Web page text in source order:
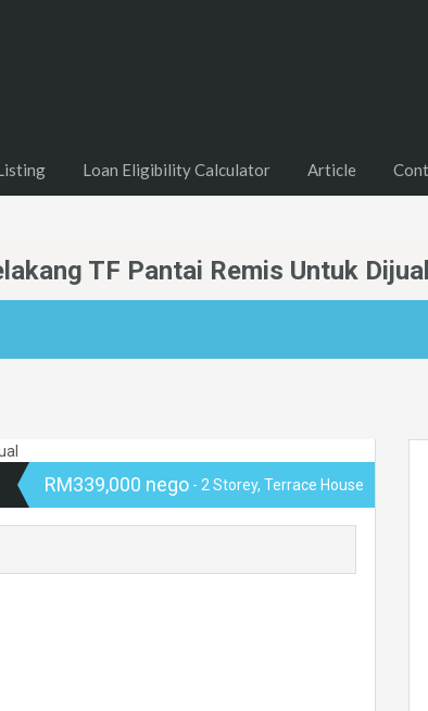
Loan Eligibility Calculator Article
TF Pantai Remis Untuk Dijual
RM339,000 nego - 2 Storey, Terrace House